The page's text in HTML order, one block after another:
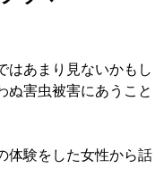
あまり見ないかもし
ぬ害虫被害にあうこと
験をした女性から話